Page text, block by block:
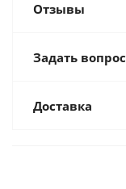
Отзывы
Задать вопрос
Доставка